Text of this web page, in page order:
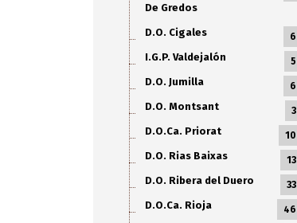
De Gredos
D.O. Cigales 6
I.G.P. Valdejalón 5
D.O. Jumilla 6
D.O. Montsant 3
D.O.Ca. Priorat 10
D.O. Rias Baixas 13
D.O. Ribera del Duero 33
D.O.Ca. Rioja 46